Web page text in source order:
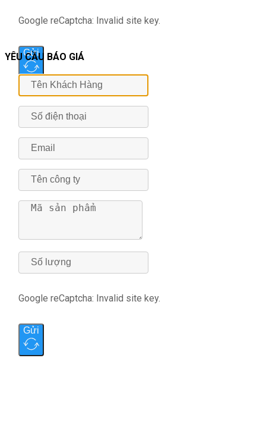
Google reCaptcha: Invalid site key.
Gửi
YÊU CẦU BÁO GIÁ
Google reCaptcha: Invalid site key.
Gửi